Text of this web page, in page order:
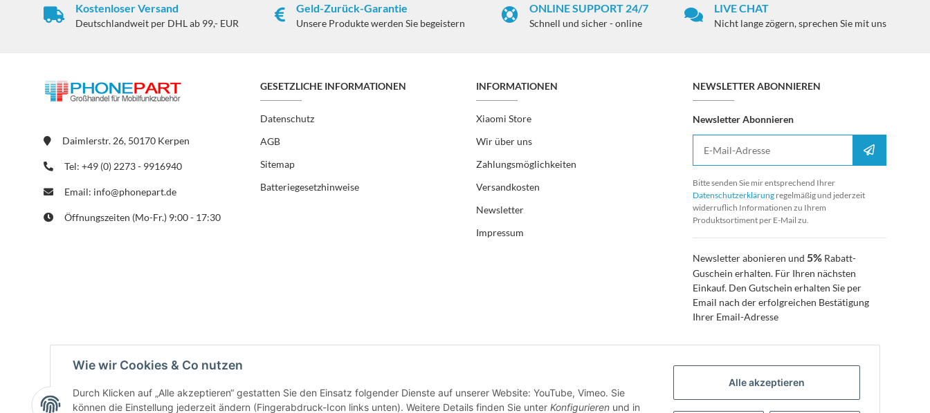
Wie wir Cookies & Co nutzen
Durch Klicken auf „Alle akzeptieren“ gestatten Sie den Einsatz folgender Dienste auf unserer Website: YouTube, Vimeo. Sie
können die Einstellung jederzeit ändern (Fingerabdruck-Icon links unten). Weitere Details finden Sie unter Konfigurieren und in
Alle akzeptieren
Kostenloser Versand
Deutschlandweit per DHL ab 99,- EUR
Geld-Zurück-Garantie
Unsere Produkte werden Sie begeistern
ONLINE SUPPORT 24/7
Schnell und sicher - online
LIVE CHAT
Nicht lange zögern, sprechen Sie mit uns
Daimlerstr. 26, 50170 Kerpen
Tel: +49 (0) 2273 - 9916940
Email: info@phonepart.de
Öffnungszeiten (Mo-Fr.) 9:00 - 17:30
GESETZLICHE INFORMATIONEN
Datenschutz
AGB
Sitemap
Batteriegesetzhinweise
INFORMATIONEN
Xiaomi Store
Wir über uns
Zahlungsmöglichkeiten
Versandkosten
Newsletter
Impressum
NEWSLETTER ABONNIEREN
Newsletter Abonnieren
Anmelden
Bitte senden Sie mir entsprechend Ihrer
Datenschutzerklärungregelmäßig und jederzeit
widerruflich Informationen zu Ihrem
Produktsortiment per E-Mail zu.
Newsletter abonieren und 5%Rabatt-
Guschein erhalten. Für Ihren nächsten
Einkauf. Den Gutschein erhalten Sie per
Email nach der erfolgreichen Bestätigung
Ihrer Email-Adresse